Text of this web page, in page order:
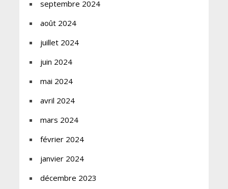
septembre 2024
août 2024
juillet 2024
juin 2024
mai 2024
avril 2024
mars 2024
février 2024
janvier 2024
décembre 2023